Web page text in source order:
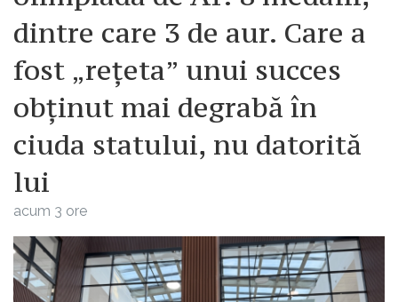
dintre care 3 de aur. Care a
fost „rețeta” unui succes
obținut mai degrabă în
ciuda statului, nu datorită
lui
acum 3 ore